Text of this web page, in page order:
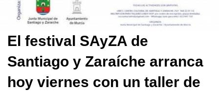
El festival SAyZA de
Santiago y Zaraíche arranca
hoy viernes con un taller de